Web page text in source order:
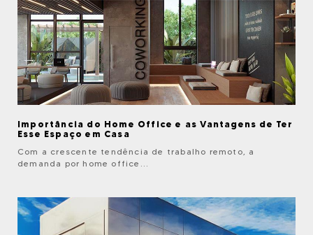
Importância do Home Office e as Vantagens de Ter
Esse Espaço em Casa
Com a crescente tendência de trabalho remoto, a
demanda por home office...